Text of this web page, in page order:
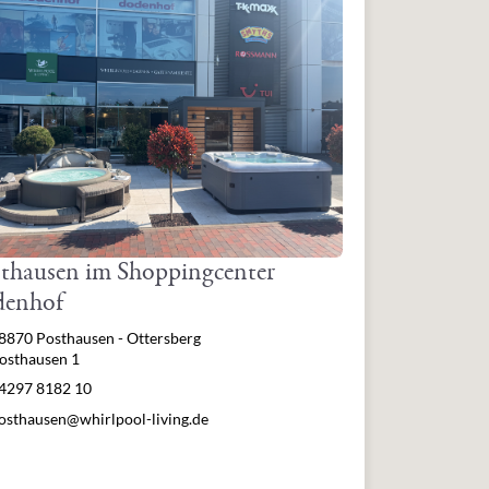
im Shoppingcenter
Posthausen - Ottersberg
1
8182 10
living.de